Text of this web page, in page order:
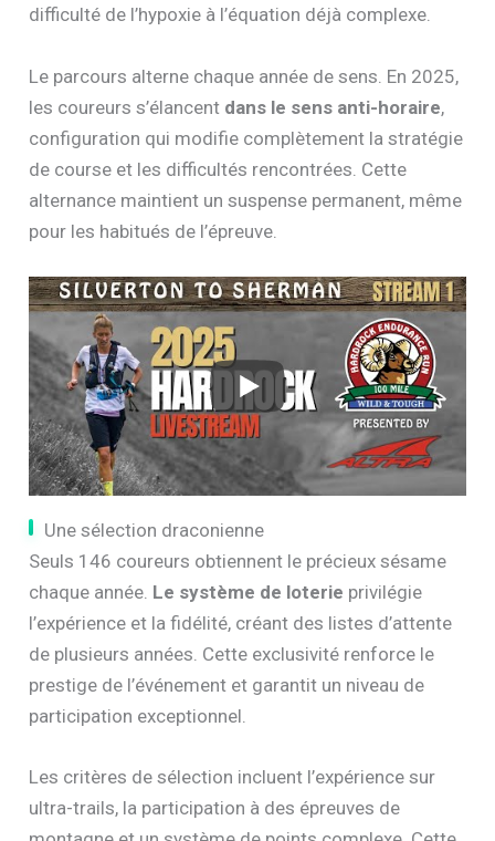
difficulté de l’hypoxie à l’équation déjà complexe.
Le parcours alterne chaque année de sens. En 2025,
les coureurs s’élancent dans le sens anti-horaire,
configuration qui modifie complètement la stratégie
de course et les difficultés rencontrées. Cette
alternance maintient un suspense permanent, même
pour les habitués de l’épreuve.
Une sélection draconienne
Seuls 146 coureurs obtiennent le précieux sésame
chaque année. Le système de loterie privilégie
l’expérience et la fidélité, créant des listes d’attente
de plusieurs années. Cette exclusivité renforce le
prestige de l’événement et garantit un niveau de
participation exceptionnel.
Les critères de sélection incluent l’expérience sur
ultra-trails, la participation à des épreuves de